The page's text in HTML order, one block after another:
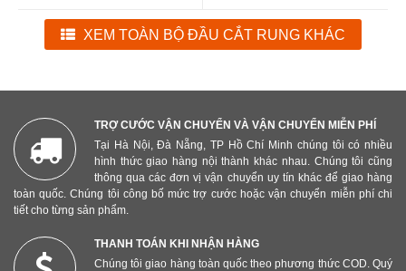
XEM TOÀN BỘ ĐẦU CẮT RUNG KHÁC
TRỢ CƯỚC VẬN CHUYỂN VÀ VẬN CHUYỂN MIỄN PHÍ
Tại Hà Nội, Đà Nẵng, TP Hồ Chí Minh chúng tôi có nhiều
hình thức giao hàng nội thành khác nhau. Chúng tôi cũng
thông qua các đơn vị vận chuyển uy tín khác để giao hàng
toàn quốc. Chúng tôi công bố mức trợ cước hoặc vận chuyển miễn phí chi
tiết cho từng sản phẩm.
THANH TOÁN KHI NHẬN HÀNG
Chúng tôi giao hàng toàn quốc theo phương thức COD. Quý